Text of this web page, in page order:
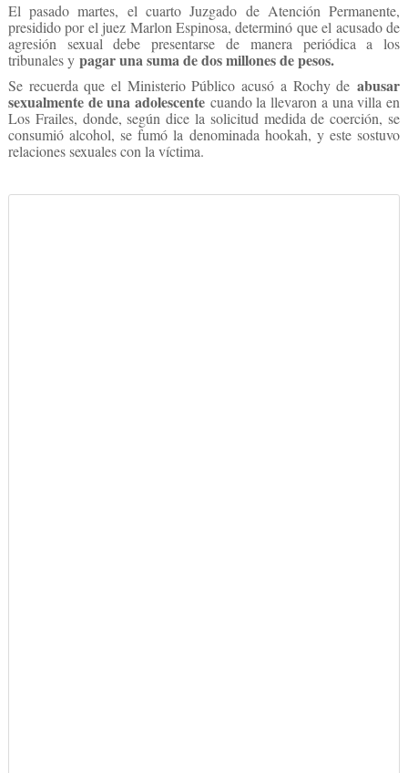
El pasado martes, el cuarto Juzgado de Atención Permanente,
presidido por el juez Marlon Espinosa, determinó que el acusado de
agresión sexual debe presentarse de manera periódica a los
tribunales y pagar una suma de dos millones de pesos.
Se recuerda que el Ministerio Público acusó a Rochy deabusar
sexualmente de una adolescente cuando la llevaron a una villa en
Los Frailes, donde, según dice la solicitud medida de coerción, se
consumió alcohol, se fumó la denominada hookah, y este sostuvo
relaciones sexuales con la víctima.